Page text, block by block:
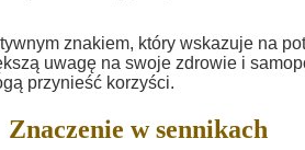
znakiem, który wskazuje na
uwagę na swoje zdrowie i
przynieść korzyści.
Znaczenie w sennikach